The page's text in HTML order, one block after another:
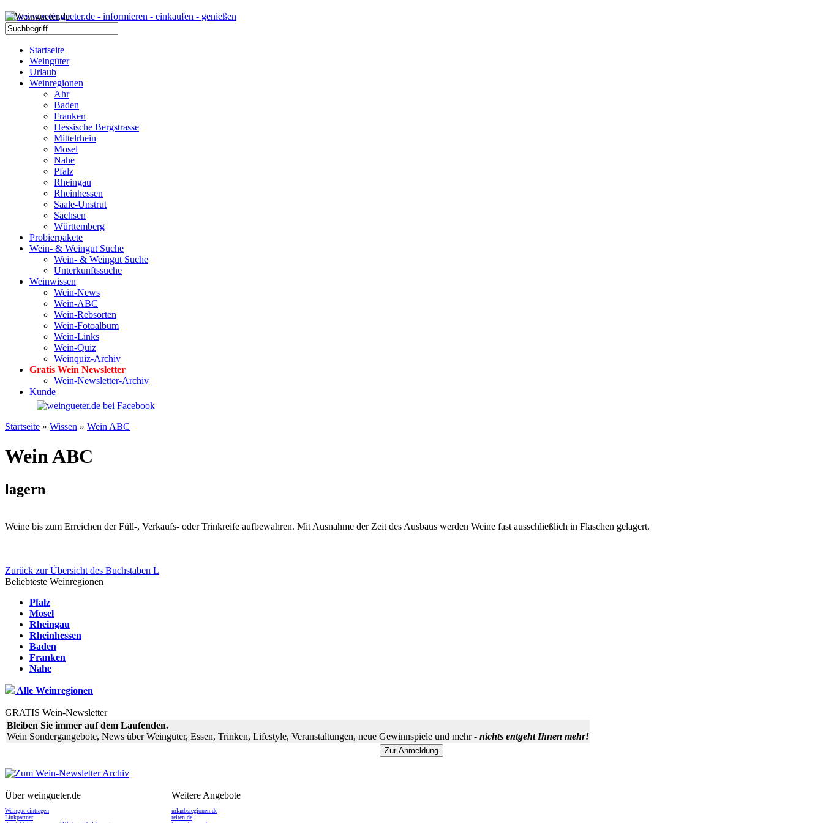
Startseite
Weingüter
Urlaub
Weinregionen
Ahr
Baden
Franken
Hessische Bergstrasse
Mittelrhein
Mosel
Nahe
Pfalz
Rheingau
Rheinhessen
Saale-Unstrut
Sachsen
Württemberg
Probierpakete
Wein- & Weingut Suche
Wein- & Weingut Suche
Unterkunftssuche
Weinwissen
Wein-News
Wein-ABC
Wein-Rebsorten
Wein-Fotoalbum
Wein-Links
Wein-Quiz
Weinquiz-Archiv
Gratis Wein Newsletter
Wein-Newsletter-Archiv
Kunde
Startseite » Wissen » Wein ABC
Wein ABC
lagern
Weine bis zum Erreichen der Füll-, Verkaufs- oder Trinkreife aufbewahren. Mit Ausnahme der Zeit des Ausbaus werden Weine fast ausschließlich in Flaschen gelagert.
Zurück zur Übersicht des Buchstaben L
Beliebteste Weinregionen
Pfalz
Mosel
Rheingau
Rheinhessen
Baden
Franken
Nahe
Alle Weinregionen
GRATIS Wein-Newsletter
Bleiben Sie immer auf dem Laufenden.
Wein Sondergangebote, News über Weingüter, Essen, Trinken, Lifestyle, Veranstaltungen, neue Gewinnspiele und mehr - nichts entgeht Ihnen mehr!
Über weingueter.de
Weingut eintragen
Linkpartner
Weitere Angebote
urlaubsregionen.de
reiten.de